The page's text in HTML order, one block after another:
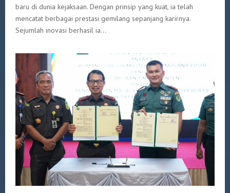
baru di dunia kejaksaan. Dengan prinsip yang kuat, ia telah
mencatat berbagai prestasi gemilang sepanjang karirnya.
Sejumlah inovasi berhasil ia...